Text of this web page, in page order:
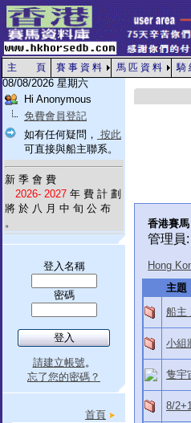
主 頁 賽 事 資 料 馬 匹 資 料 騎
08/08/2026 星期六
Hi Anonymous
免費會員登記
如有任何疑問， 按此
可直接與船主聯系。
新 季 會 費
2026- 2027 年 費 計 劃
將 於 八 月 中 旬 公 布
。
登入名稱
密碼
請建立帳號。
忘了您的密碼？
首頁
香港賽馬
管理員:
Hong
主題
船主
小組
隻宇
8/